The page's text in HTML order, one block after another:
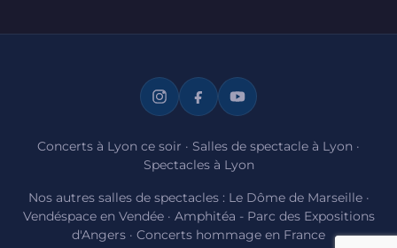
Concerts à Lyon ce soir · Salles de spectacle à Lyon ·
Spectacles à Lyon
Nos autres salles de spectacles : Le Dôme de Marseille·
Vendéspace en Vendée· Amphitéa - Parc des Expositions
d'Angers · Concerts hommage en France